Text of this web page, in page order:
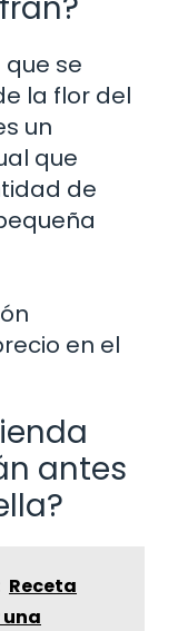
se
la flor del
un
que
de
en el
antes
Receta